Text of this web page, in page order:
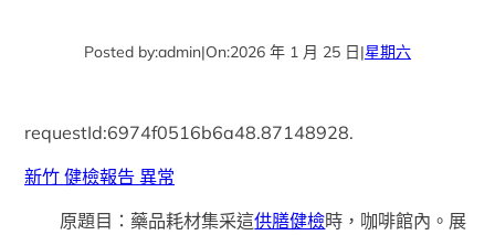
Posted by:admin|On:2026 年 1 月 25 日|星期六
requestId:6974f0516b6a48.87148928.
新竹 健檢報告 異常
原題目：藥品耗材集采這供膳健檢時，咖啡館內。展